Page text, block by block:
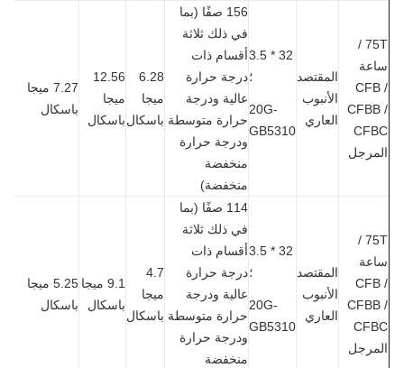
75T /
المقتصد
الأنبوب
العاري
32 * 3.5
GB5310
156 صفًا (بما
في ذلك ثلاثة
أقسام ذات
درجة حرارة
عالية ودرجة
حرارة متوسطة
ودرجة حرارة
منخفضة
منخفضة)
6.28
ميجا
باسكال
12.56
ميجا
باسكال
7.27 ميجا
باسكال
75T /
المقتصد
الأنبوب
العاري
32 * 3.5
GB5310
114 صفًا (بما
في ذلك ثلاثة
أقسام ذات
درجة حرارة
عالية ودرجة
حرارة متوسطة
ودرجة حرارة
منخفضة
4.7
ميجا
باسكال
9.1 ميجا
باسكال
5.25 ميجا
باسكال